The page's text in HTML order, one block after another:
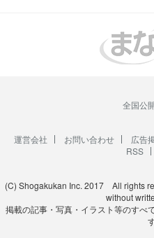
全国公
運営会社 お問い合わせ 広告
RSS
(C) Shogakukan Inc. 2017 All rights
without
掲載の記事・写真・イラスト等のすべ